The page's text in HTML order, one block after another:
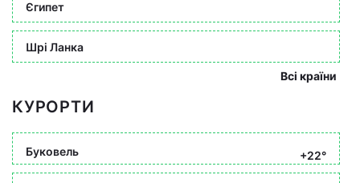
Єгипет
Шрі Ланка
Всі країни
КУРОРТИ
Буковель +22°